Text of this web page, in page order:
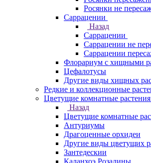
Росянки не
Саррацении
Назад
Саррацении
Саррацении не
Саррацении
Флорариум с хищными
Цефалотусы
Другие виды хищных
Редкие и коллекционные
Цветущие комнатные растения
Назад
Цветущие комнатные
Антуриумы
Драгоценные орхидеи
Другие виды цветущих
Зантедескии
Каланхоэ Розалины